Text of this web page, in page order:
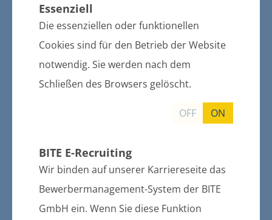
Essenziell
Die essenziellen oder funktionellen
Cookies sind für den Betrieb der Website
notwendig. Sie werden nach dem
Schließen des Browsers gelöscht.
OFF ON
BITE E-Recruiting
Wir binden auf unserer Karriereseite das
Bewerbermanagement-System der BITE
GmbH ein. Wenn Sie diese Funktion
Auslegung Bebauungsplan Nr. 12 der
Stadt Gützkow
weitere Informationen